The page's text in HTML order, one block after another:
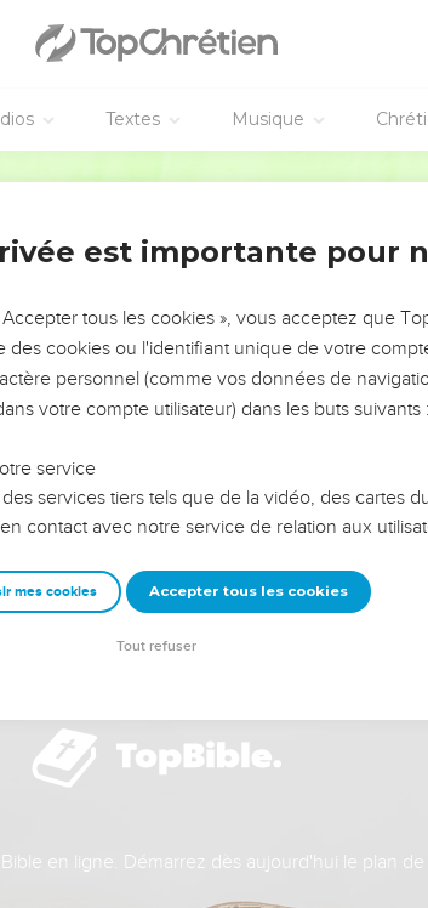
Textes Musique
L’ANNÉE !
?
leur foi ou leur vision. Mais on voit
alors même que ce sont
reviennent sur les erreurs
de sagesse afin que leurs erreurs
équipe, un groupe ou une famille,
en ligne. Démarrez dès aujourd'hui le plan
est importante pour
tous les cookies », vous acceptez que
des cookies ou l'identifiant unique de votre
personnel (comme vos données de
votre compte utilisateur) dans les buts suivants :
service
services tiers tels que de la vidéo, des cartes
contact avec notre service de relation aux
mes cookies Accepter tous les cookies
Tout refuser